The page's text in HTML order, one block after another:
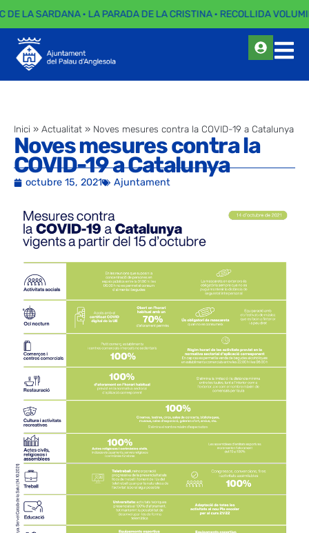
DE LA SARDANA · LA PARADA DE LA CRISTINA · RECOLLIDA
Inici » Actualitat » Noves mesures contra la COVID-19 a Catalunya
Noves mesures contra la
COVID-19 a Catalunya
octubre 15, 2021 Ajuntament